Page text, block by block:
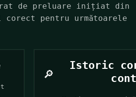
de preluare inițiat din
pentru următoarele
🔎
Istoric